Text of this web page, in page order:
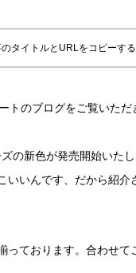
タイトルとURLをコピーする
トのブログをご覧いた
の新色が発売開始いたし
いいんです、だから紹介
っております。合わせて